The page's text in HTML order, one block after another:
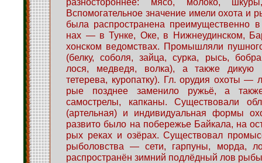
Вспомогательное значение имели охота и
была распространена преимущественно
нах — в Тунке, Оке, в Нижнеудинском,
хонском ведомствах. Промышляли
(белку, соболя, зайца, сурка, рысь,
лося, медведя, волка), а также дикую
тетерева, куропатку). Гл. орудия охоты —
рые позднее заменило ружьё, а
самострелы, капканы. Существовали
(артельная) и индивидуальная формы
развито было на побережье Байкала, на
рых реках и озёрах. Существовал
рыболовства — сети, гарпуны, морда,
распространён зимний подлёдный лов